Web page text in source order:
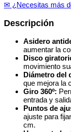
✉ ¿Necesitas más
Descripción
Asidero
aumentar la
Disco
movimiento
Diámetro del
que mejora la
Giro 360º:
entrada y
Puntos de
ajuste para
cm.